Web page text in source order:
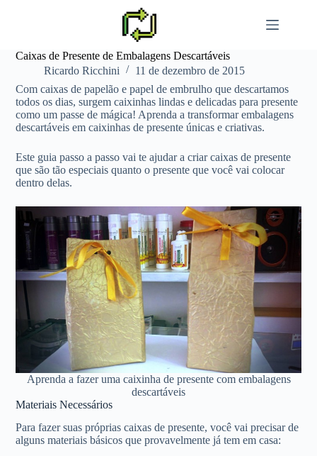
Caixas de Presente de Embalagens Descartáveis
Ricardo Ricchini
11 de dezembro de 2015
Com caixas de papelão e papel de embrulho que descartamos
todos os dias, surgem caixinhas lindas e delicadas para presente
como um passe de mágica! Aprenda a transformar embalagens
descartáveis em caixinhas de presente únicas e criativas.
Este guia passo a passo vai te ajudar a criar caixas de presente
que são tão especiais quanto o presente que você vai colocar
dentro delas.
Aprenda a fazer uma caixinha de presente com embalagens
descartáveis
Materiais Necessários
Para fazer suas próprias caixas de presente, você vai precisar de
alguns materiais básicos que provavelmente já tem em casa: